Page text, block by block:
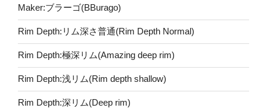
Maker:ブラーゴ(BBurago)
Rim Depth:リム深さ普通(Rim Depth Normal)
Rim Depth:極深リム(Amazing deep rim)
Rim Depth:浅リム(Rim depth shallow)
Rim Depth:深リム(Deep rim)